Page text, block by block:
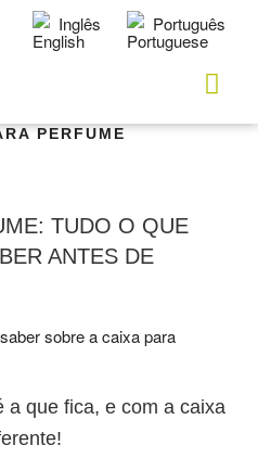
Inglês Português
PERFUME
TUDO O QUE
ANTES DE
a que fica, e com a caixa